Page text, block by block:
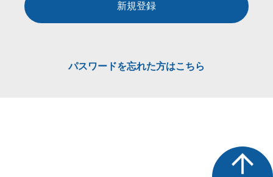
新規登録
パスワードを忘れた方はこちら